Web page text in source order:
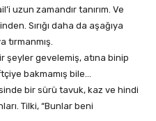
uzun zamandır tanırım. Ve
Sırığı daha da aşağıya
tırmanmış.
şeyler gevelemiş, atına binip
bakmamış bile…
bir sürü tavuk, kaz ve hindi
Tilki, “Bunlar beni